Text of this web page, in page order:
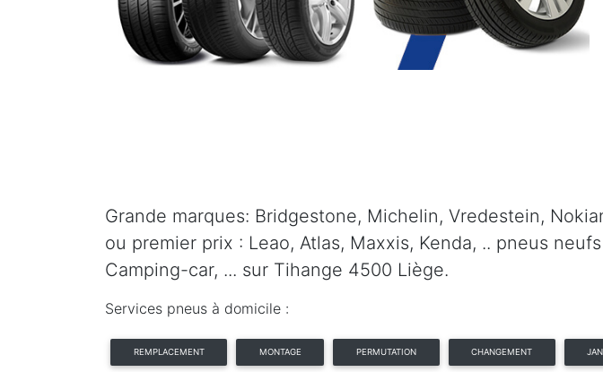
Grande marques: Bridgestone, Michelin, Vredestein,
ou premier prix : Leao, Atlas, Maxxis, Kenda, .. pneus
Camping-car, ... sur Tihange 4500 Liège.
Services pneus à domicile :
REMPLACEMENT MONTAGE PERMUTATION CHANGEMENT